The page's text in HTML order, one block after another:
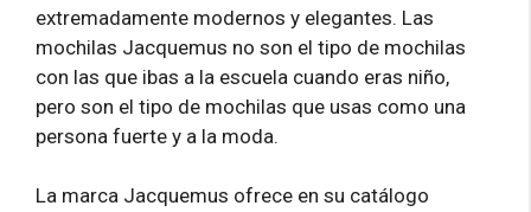
extremadamente modernos y elegantes. Las
mochilas Jacquemus no son el tipo de mochilas
con las que ibas a la escuela cuando eras niño,
pero son el tipo de mochilas que usas como una
persona fuerte y a la moda.
La marca Jacquemus ofrece en su catálogo